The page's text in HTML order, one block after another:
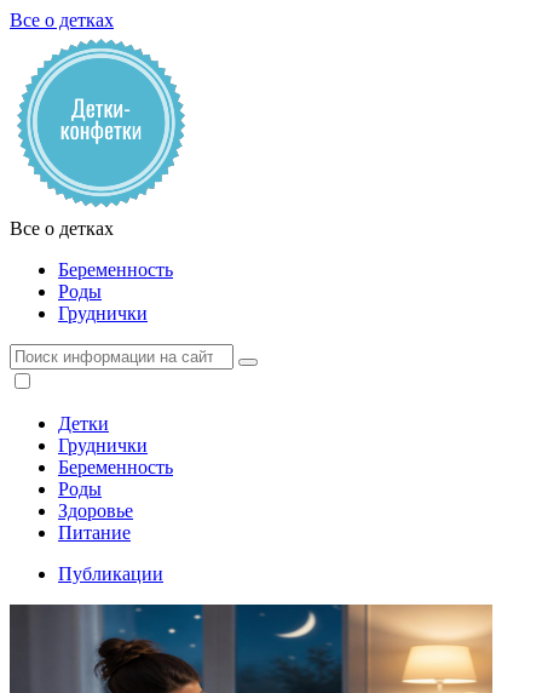
Все о детках
Все о детках
Беременность
Роды
Груднички
Детки
Груднички
Беременность
Роды
Здоровье
Питание
Публикации